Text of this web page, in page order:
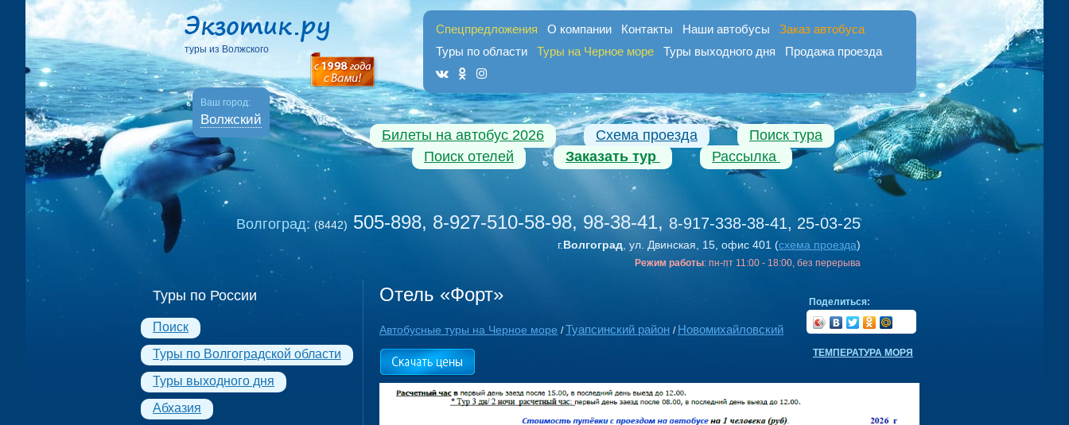
туры из Волжского
Спецпредложения О компании Контакты Наши автобусы
Заказ автобуса
Туры по области
Туры на Черное море Туры выходного дня Продажа проезда
Ваш город:
Волжский
Билеты на автобус 2026 Схема проезда
Поиск тура
Поиск отелей
Заказать тур Рассылка
Волгоград: (8442) 505-898, 8-927-510-58-98, 98-38-41, 8-917-338-38-41, 25-03-25
г.Волгоград , ул. Двинская, 15, офис 401 (схема проезда)
Режим работы: пн-пт 11:00 - 18:00, без перерыва
Отель «Форт» Поделиться:
ТЕМПЕРАТУРА МОРЯ
Автобусные туры на Черное море /Туапсинский район / Новомихайловский
Туры по России
Поиск
Туры по Волгоградской области
Туры выходного дня
Абхазия